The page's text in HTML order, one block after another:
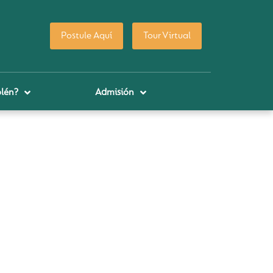
Postule Aquí Tour Virtual
Admisión